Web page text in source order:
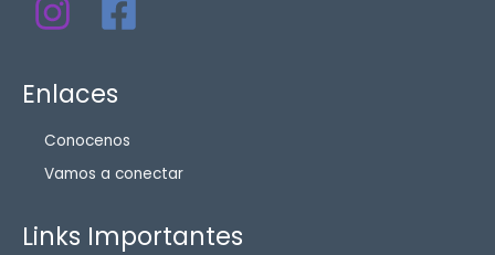
Enlaces
Conocenos
Vamos a conectar
Links Importantes